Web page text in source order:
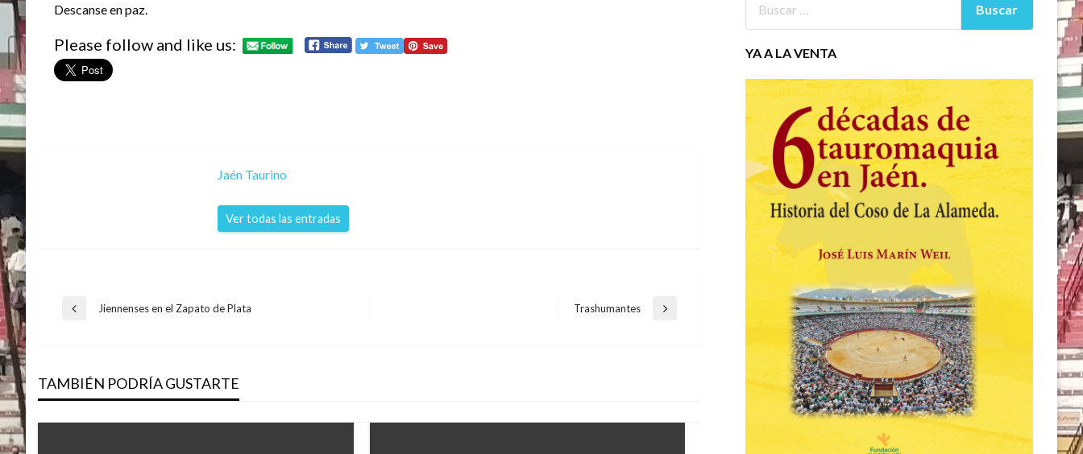
Descanse en paz.
Please follow and like us:
Jaén Taurino
Ver todas las entradas
Navegación
entradas
Entrada
Jiennenses en el Zapato de Plata
Entrada
Trashumantes
TAMBIÉN PODRÍA GUSTARTE
YA A LA VENTA